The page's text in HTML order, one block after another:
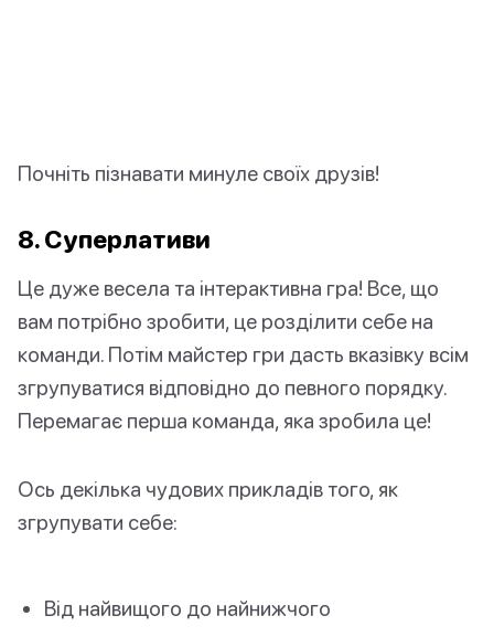
Почніть пізнавати минуле своїх друзів!
8. Суперлативи
Це дуже весела та інтерактивна гра! Все, що
вам потрібно зробити, це розділити себе на
команди. Потім майстер гри дасть вказівку всім
згрупуватися відповідно до певного порядку.
Перемагає перша команда, яка зробила це!
Ось декілька чудових прикладів того, як
згрупувати себе:
Від найвищого до найнижчого